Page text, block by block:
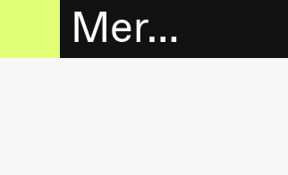
Mer…